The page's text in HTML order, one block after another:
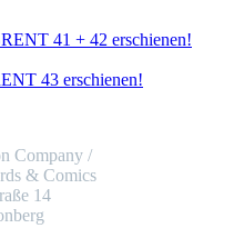
41 + 42 erschienen!
43 erschienen!
Company /
& Comics
14